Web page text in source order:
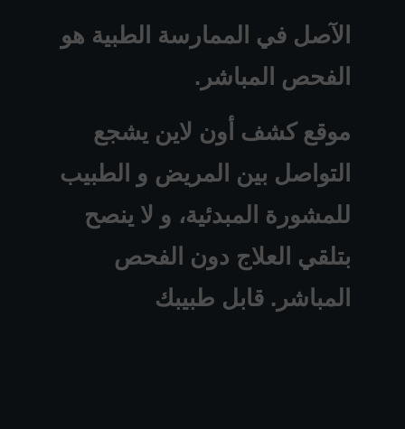
الآصل في الممارسة الطبية هو
الفحص المباشر.
موقع كشف أون لاين يشجع
التواصل بين المريض و الطبيب
للمشورة المبدئية، و لا ينصح
بتلقي العلاج دون الفحص
المباشر. قابل طبيبك